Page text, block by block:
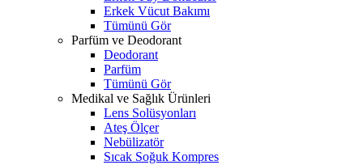
Erkek Vücut Bakımı
Tümünü Gör
Parfüm ve Deodorant
Deodorant
Parfüm
Tümünü Gör
Medikal ve Sağlık Ürünleri
Lens Solüsyonları
Ateş Ölçer
Nebülizatör
Sıcak Soğuk Kompres